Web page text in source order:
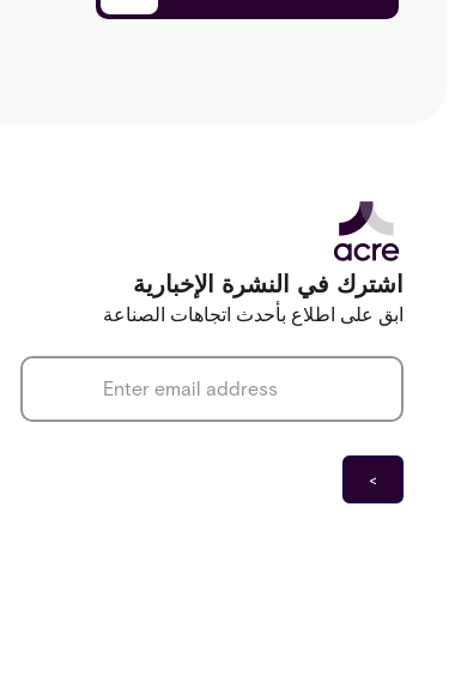
اشترك في النشرة الإخبارية
ابق على اطلاع بأحدث اتجاهات الصناعة